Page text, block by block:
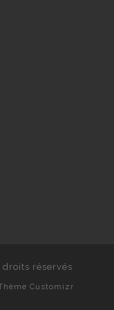
droits réservés
Customizr